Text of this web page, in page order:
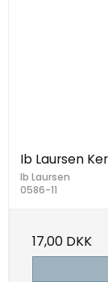
Ib Laursen
Ib Laursen
0586-11
17,00 DKK